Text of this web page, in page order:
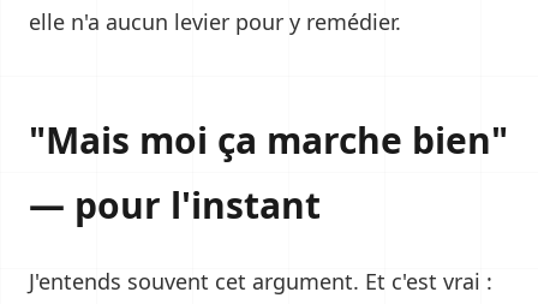
elle n'a aucun levier pour y remédier.
"Mais moi ça marche bien"
— pour l'instant
J'entends souvent cet argument. Et c'est vrai :